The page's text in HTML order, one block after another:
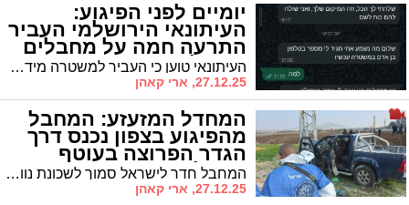
יומיים לפני הפיגוע:
העיתונאי הירושלמי העביר
התרעה חמה על מחבלים
בעפולה | האזינו העיתונאי טוען כי העביר למשטרה מידע מדויק על מחבלים ומיקומם בעפולה יומיים לפני הפיגוע • לדבריו, במשטרה זלזלו באזהרה • ומה תגובת המשטרה?
27.12.25, ארי קאהן
המחדל המזעזע: המחבל
מהפיגוע בצפון נכנס דרך
הגדר הפרוצה בעוטף
ירושלים המחבל חדר לישראל סמוך לשכונת נווה יעקב בצפון ירושלים • בפיגוע נרצחו נערה בת 18 וגבר בן 68 הי"ד
27.12.25, ארי קאהן